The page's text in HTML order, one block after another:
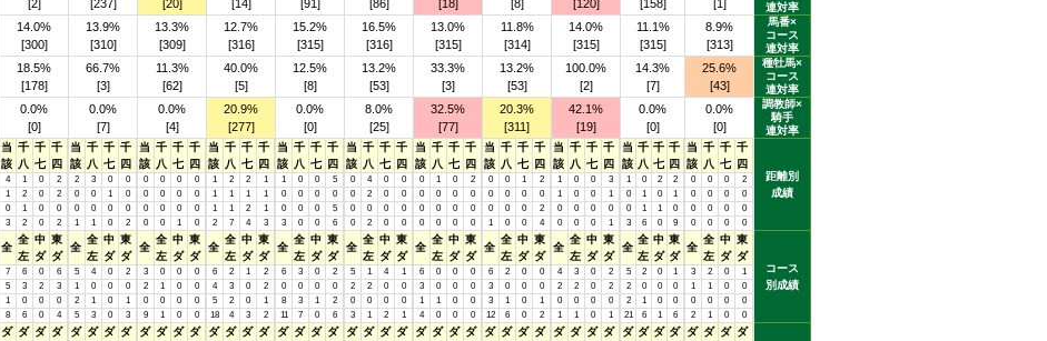
[2]
[237]
[20]
[14]
[91]
[86]
[18]
[8]
[120]
[158]
[1]
連対率
14.0%
[300]
13.9%
[310]
13.3%
[309]
12.7%
[316]
15.2%
[315]
16.5%
[316]
13.0%
[315]
11.8%
[314]
14.0%
[315]
11.1%
[315]
8.9%
[313]
馬番×
コース
連対率
18.5%
[178]
66.7%
[3]
11.3%
[62]
40.0%
[5]
12.5%
[8]
13.2%
[53]
33.3%
[3]
13.2%
[53]
100.0%
[2]
14.3%
[7]
25.6%
[43]
種牡馬×
コース
連対率
0.0%
[0]
0.0%
[7]
0.0%
[4]
20.9%
[277]
0.0%
[0]
8.0%
[25]
32.5%
[77]
20.3%
[311]
42.1%
[19]
0.0%
[0]
0.0%
[0]
調教師×
騎手
連対率
当
該
千
八
千
七
千
四
4 1 0
2
1
2 0
2
0
1 0
0
3
2 0 2
当
該
千
八
千
七
千
四
2 3 0
0
0
0 1
0
0
0 0
0
1
1 0 2
当
該
千
八
千
七
千
四
0 0 0
0
0
0 0
0
0
0 0
0
0
0 1 0
当
該
千
八
千
七
千
四
1 2 2
1
1
1 1
1
1
1 2
1
2
7 4 3
当
該
千
八
千
七
千
四
1 0 0
5
0
0 0
0
0
0 0
5
3
0 0 6
当
該
千
八
千
七
千
四
0 4 0
0
0
2 0
0
0
0 0
0
0
2 0 0
当
該
千
八
千
七
千
四
0 1 0
2
0
0 0
0
0
0 0
0
0
0 0 0
当
該
千
八
千
七
千
四
0 0 1
2
0
0 0
0
0
0 0
2
1
0 0 4
当
該
千
八
千
七
千
四
1 0 0
3
1
0 0
1
0
0 0
0
0
0 0 1
当
該
千
八
千
七
千
四
1 0 2
2
0
1 0
1
0
1 1
0
3
6 0 9
当
該
千
八
千
七
千
四
0 0 0
2
0
0 0
0
0
0 0
0
0
0 0 0
距離別
成績
全
全
左
中
ダ
東
ダ
7 6 0
6
5
3 2
3
1
0 0
0
8
6 0 4
全
全
左
中
ダ
東
ダ
5 4 0
2
1
0 0
0
2
1 0
1
5
3 0 3
全
全
左
中
ダ
東
ダ
3 0 0
0
2
1 0
0
0
0 0
0
9
1 0 0
全
全
左
中
ダ
東
ダ
6 2 1
2
4
3 0
2
5
2 0
1
18
4 3 2
全
全
左
中
ダ
東
ダ
6 3 0
2
0
0 0
0
8
3 1
2
11
7 0 6
全
全
左
中
ダ
東
ダ
5 1 4
1
2
2 0
0
0
0 0
0
3
1 2 1
全
全
左
中
ダ
東
ダ
6 0 0
0
3
0 0
0
1
1 0
0
4
0 0 0
全
全
左
中
ダ
東
ダ
6 2 0
0
3
0 0
0
3
1 0
1
12
6 0 2
全
全
左
中
ダ
東
ダ
4 3 0
2
2
2 0
2
0
0 0
0
1
1 0 1
全
全
左
中
ダ
東
ダ
5 2 0
1
2
0 0
0
2
1 0
0
21
6 1 6
全
全
左
中
ダ
東
ダ
3 2 0
1
1
1 0
0
0
0 0
0
2
1 0 0
コース
別成績
ダ ダ ダ ダ
ダ ダ ダ ダ
ダ ダ ダ ダ
ダ ダ ダ ダ
ダ ダ ダ ダ
ダ ダ ダ ダ
ダ ダ ダ ダ
ダ ダ ダ ダ
ダ ダ ダ ダ
ダ ダ ダ ダ
ダ ダ ダ ダ